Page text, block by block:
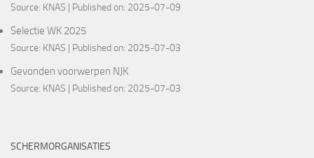
Source: KNAS Published on: 2025-07-09
Selectie WK 2025
Source: KNAS Published on: 2025-07-03
Gevonden voorwerpen NJK
Source: KNAS Published on: 2025-07-03
SCHERMORGANISATIES